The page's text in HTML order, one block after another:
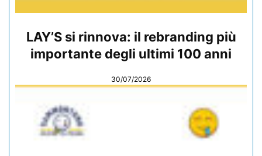
LAY’S si rinnova: il rebranding più
importante degli ultimi 100 anni
30/07/2026